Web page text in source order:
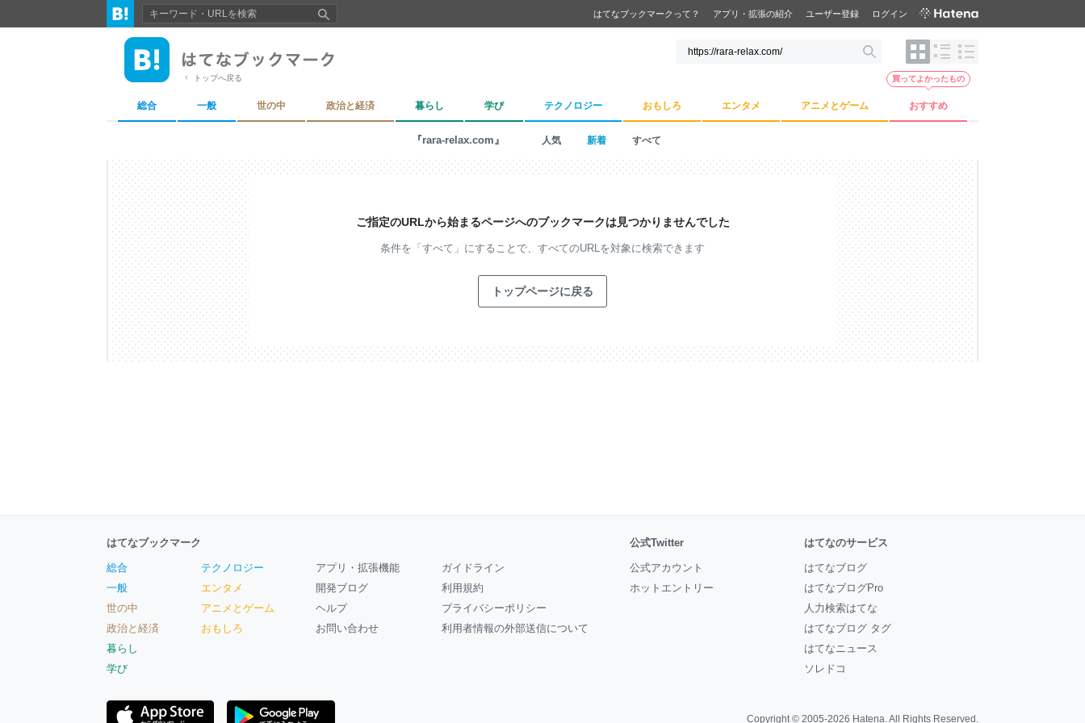
はてなブックマークって？ アプリ・拡張の紹介 ユーザー登録 ログイン
トップへ戻る
総合 一般 世の中 政治と経済 暮らし 学び テクノロジー おもしろ エンタメ アニメとゲーム おすすめ
買ってよかったもの
『rara-relax.com』 人気 新着 すべて
ご指定のURLから始まるページへのブックマークは見つかりませんでした
条件を「すべて」にすることで、 すべてのURLを対象に検索できます
トップページに戻る
はてなブックマーク
総合
一般
世の中
政治と経済
暮らし
学び
テクノロジー
エンタメ
アニメとゲーム
おもしろ
アプリ・拡張機能
開発ブログ
ヘルプ
お問い合わせ
ガイドライン
利用規約
プライバシーポリシー
利用者情報の外部送信について
公式Twitter
公式アカウント
ホットエントリー
はてなのサービス
はてなブログ
はてなブログPro
人力検索はてな
はてなブログ タグ
はてなニュース
ソレドコ
Copyright © 2005-2026 Hatena. All Rights Reserved.